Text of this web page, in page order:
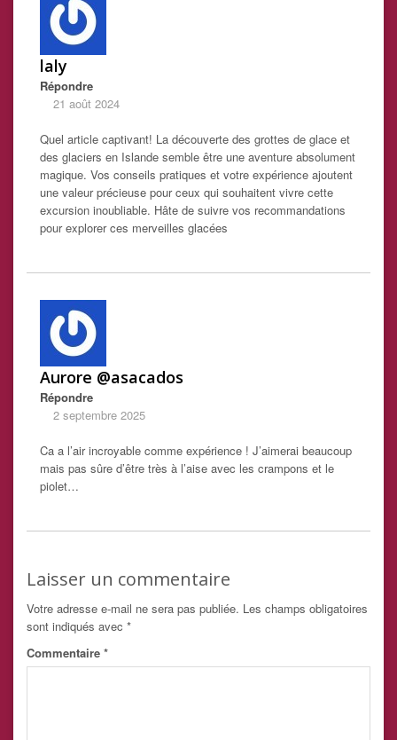
laly
Répondre
21 août 2024
Quel article captivant! La découverte des grottes de glace et
des glaciers en Islande semble être une aventure absolument
magique. Vos conseils pratiques et votre expérience ajoutent
une valeur précieuse pour ceux qui souhaitent vivre cette
excursion inoubliable. Hâte de suivre vos recommandations
pour explorer ces merveilles glacées
Aurore @asacados
Répondre
2 septembre 2025
Ca a l’air incroyable comme expérience ! J’aimerai beaucoup
mais pas sûre d’être très à l’aise avec les crampons et le
piolet…
Laisser un commentaire
Votre adresse e-mail ne sera pas publiée. Les champs obligatoires
sont indiqués avec *
Commentaire *